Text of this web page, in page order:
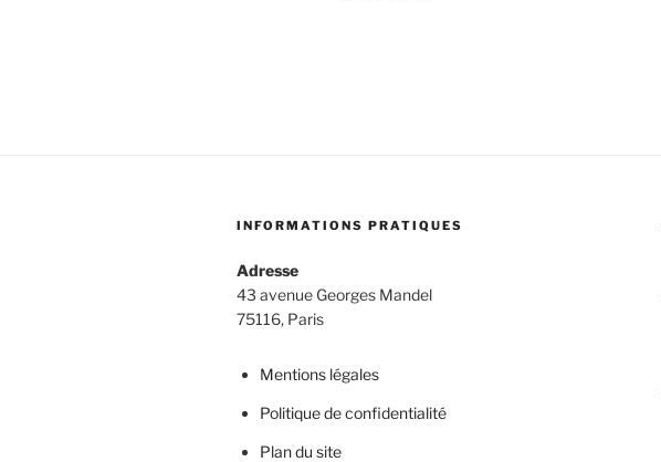
INFORMATIONS PRATIQUES
Adresse
43 avenue Georges Mandel
75116, Paris
Mentions légales
Politique de confidentialité
Plan du site